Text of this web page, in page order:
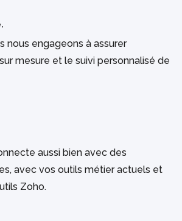
nous engageons à assurer
mesure et le suivi personnalisé de
aussi bien avec des
avec vos outils métier actuels et
Zoho.